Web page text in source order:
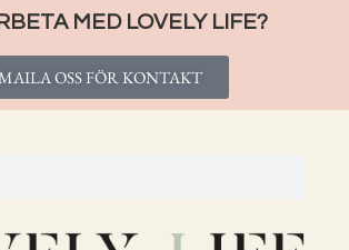
MED LOVELY LIFE?
OSS FÖR KONTAKT